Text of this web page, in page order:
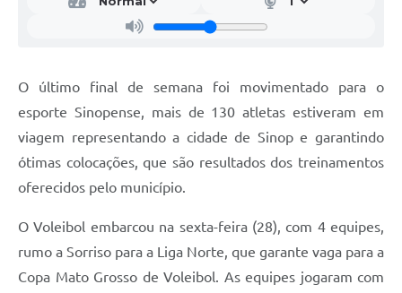
O último final de semana foi movimentado para o
esporte Sinopense, mais de 130 atletas estiveram em
viagem representando a cidade de Sinop e garantindo
ótimas colocações, que são resultados dos treinamentos
oferecidos pelo município.
O Voleibol embarcou na sexta-feira (28), com 4 equipes,
rumo a Sorriso para a Liga Norte, que garante vaga para a
Copa Mato Grosso de Voleibol. As equipes jogaram com